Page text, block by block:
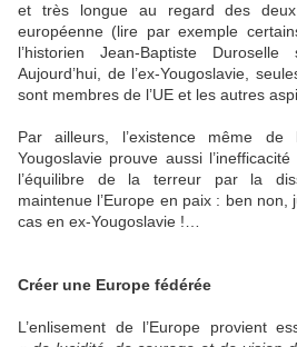
et très longue au regard des deux
européenne (lire par exemple
l’historien Jean-Baptiste Duroselle
Aujourd’hui, de l’ex-Yougoslavie,
sont membres de l’UE et les autres
Par ailleurs, l’existence même
Yougoslavie prouve aussi
l’équilibre de la terreur par la
maintenue l’Europe en paix : ben
cas en ex-Yougoslavie !…
Créer une Europe fédérée
L’enlisement de l’Europe provient